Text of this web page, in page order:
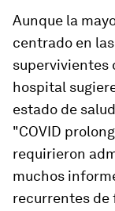
Aunque la
centrado en
supervivientes
hospital
estado de
"COVID
requirieron
muchos
recurrentes de